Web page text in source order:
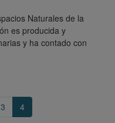
Naturales de la
es producida y
y ha contado con
3 4